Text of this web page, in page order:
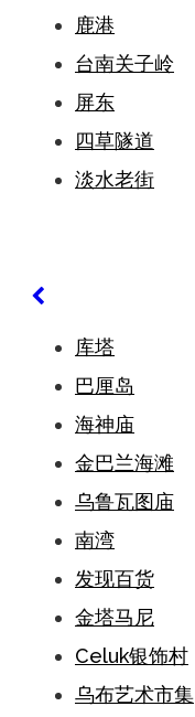
鹿港
台南关子岭
屏东
四草隧道
淡水老街
库塔
巴厘岛
海神庙
金巴兰海滩
乌鲁瓦图庙
南湾
发现百货
金塔马尼
Celuk银饰村
乌布艺术市集